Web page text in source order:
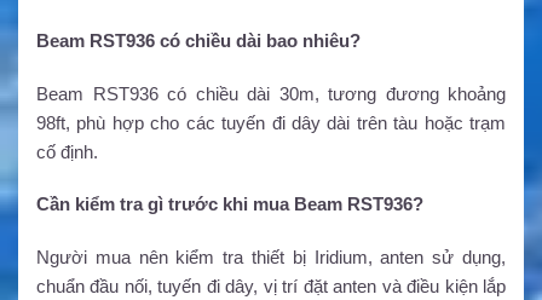
Beam RST936 có chiều dài bao nhiêu?
Beam RST936 có chiều dài 30m, tương đương khoảng
98ft, phù hợp cho các tuyến đi dây dài trên tàu hoặc trạm
cố định.
Cần kiểm tra gì trước khi mua Beam RST936?
Người mua nên kiểm tra thiết bị Iridium, anten sử dụng,
chuẩn đầu nối, tuyến đi dây, vị trí đặt anten và điều kiện lắp